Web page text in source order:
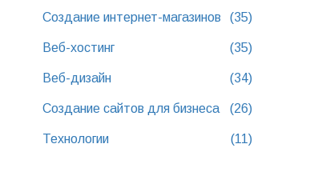
Создание интернет-магазинов (35)
Веб-хостинг (35)
Веб-дизайн (34)
Создание сайтов для бизнеса (26)
Технологии (11)